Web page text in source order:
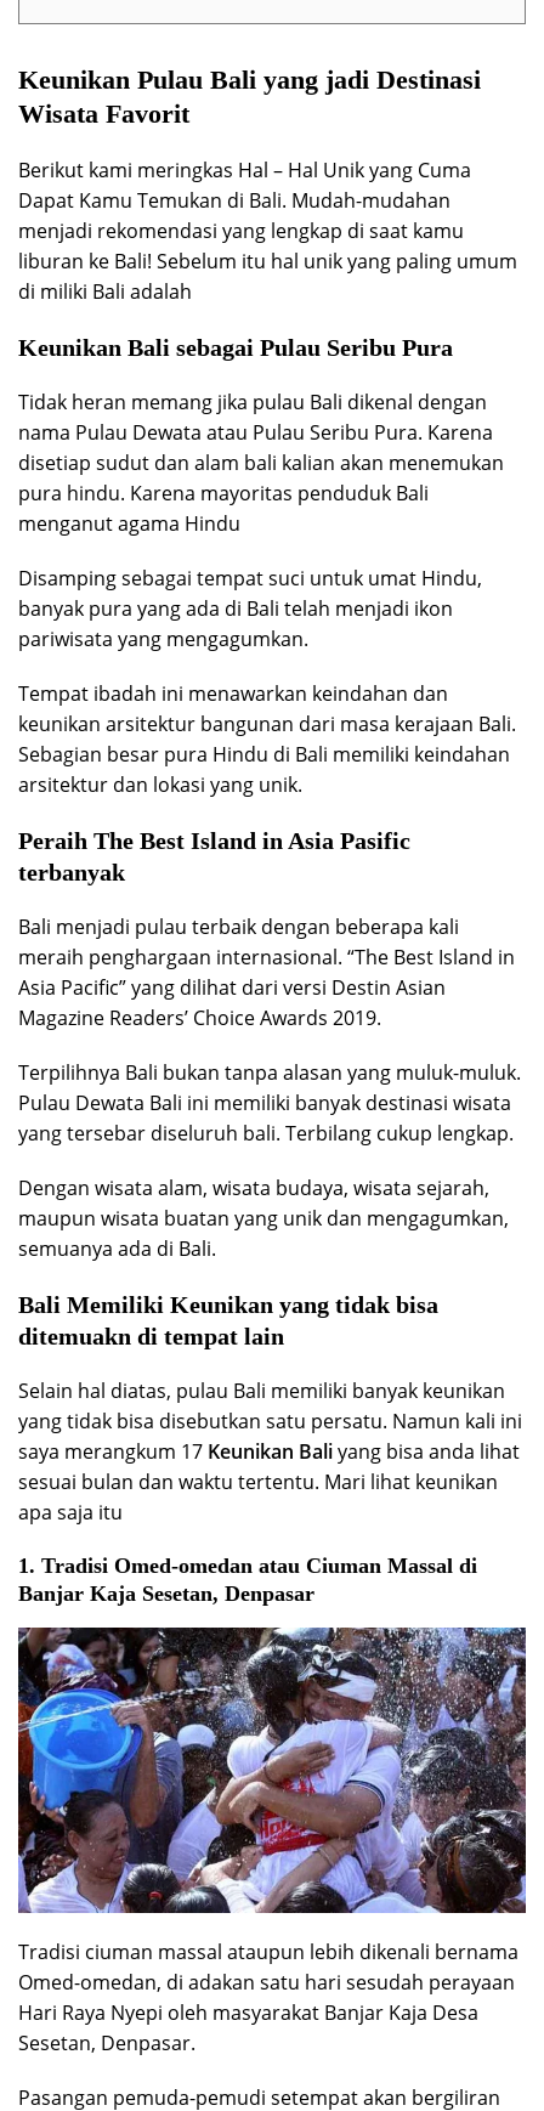
Keunikan Pulau Bali yang jadi Destinasi
Wisata Favorit
Berikut kami meringkas Hal – Hal Unik yang Cuma
Dapat Kamu Temukan di Bali. Mudah-mudahan
menjadi rekomendasi yang lengkap di saat kamu
liburan ke Bali! Sebelum itu hal unik yang paling umum
di miliki Bali adalah
Keunikan Bali sebagai Pulau Seribu Pura
Tidak heran memang jika pulau Bali dikenal dengan
nama Pulau Dewata atau Pulau Seribu Pura. Karena
disetiap sudut dan alam bali kalian akan menemukan
pura hindu. Karena mayoritas penduduk Bali
menganut agama Hindu
Disamping sebagai tempat suci untuk umat Hindu,
banyak pura yang ada di Bali telah menjadi ikon
pariwisata yang mengagumkan.
Tempat ibadah ini menawarkan keindahan dan
keunikan arsitektur bangunan dari masa kerajaan Bali.
Sebagian besar pura Hindu di Bali memiliki keindahan
arsitektur dan lokasi yang unik.
Peraih The Best Island in Asia Pasific
terbanyak
Bali menjadi pulau terbaik dengan beberapa kali
meraih penghargaan internasional. “The Best Island in
Asia Pacific” yang dilihat dari versi Destin Asian
Magazine Readers’ Choice Awards 2019.
Terpilihnya Bali bukan tanpa alasan yang muluk-muluk.
Pulau Dewata Bali ini memiliki banyak destinasi wisata
yang tersebar diseluruh bali. Terbilang cukup lengkap.
Dengan wisata alam, wisata budaya, wisata sejarah,
maupun wisata buatan yang unik dan mengagumkan,
semuanya ada di Bali.
Bali Memiliki Keunikan yang tidak bisa
ditemuakn di tempat lain
Selain hal diatas, pulau Bali memiliki banyak keunikan
yang tidak bisa disebutkan satu persatu. Namun kali ini
saya merangkum 17 Keunikan Baliyang bisa anda lihat
sesuai bulan dan waktu tertentu. Mari lihat keunikan
apa saja itu
1. Tradisi Omed-omedan atau Ciuman Massal di
Banjar Kaja Sesetan, Denpasar
Tradisi ciuman massal ataupun lebih dikenali bernama
Omed-omedan, di adakan satu hari sesudah perayaan
Hari Raya Nyepi oleh masyarakat Banjar Kaja Desa
Sesetan, Denpasar.
Pasangan pemuda-pemudi setempat akan bergiliran